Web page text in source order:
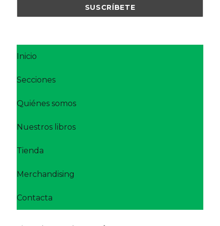
Inicio
Secciones
Quiénes somos
Nuestros libros
Tienda
Merchandising
Contacta